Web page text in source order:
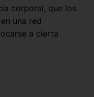
corporal, que los
una red
a cierta